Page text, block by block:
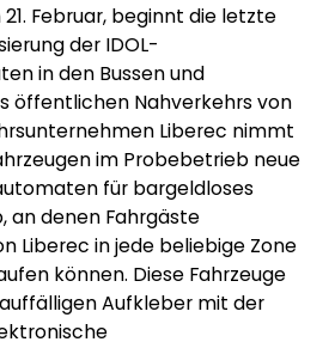
Februar, beginnt die letzte
der IDOL-
in den Bussen und
öffentlichen Nahverkehrs von
Liberec nimmt
im Probebetrieb neue
für bargeldloses
an denen Fahrgäste
Liberec in jede beliebige Zone
können. Diese Fahrzeuge
Aufkleber mit der